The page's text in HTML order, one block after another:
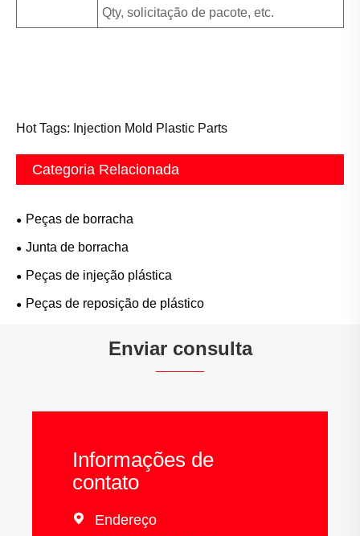
Qty, solicitação de pacote, etc.
Hot Tags: Injection Mold Plastic Parts
Categoria Relacionada
Peças de borracha
Junta de borracha
Peças de injeção plástica
Peças de reposição de plástico
Enviar consulta
Informações de
contato
 Endereço